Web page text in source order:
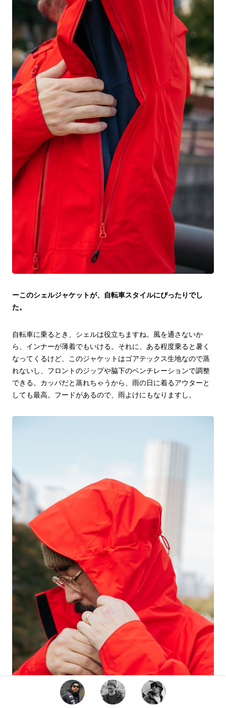
ーこのシェルジャケットが、自転車スタイルにぴったりでし
た。
自転車に乗るとき、シェルは役立ちますね。風を通さないか
ら、インナーが薄着でもいける。それに、ある程度乗ると暑く
なってくるけど、このジャケットはゴアテックス生地なので蒸
れないし、フロントのジップや脇下のベンチレーションで調整
できる。カッパだと蒸れちゃうから、雨の日に着るアウターと
しても最高。フードがあるので、雨よけにもなりますし。